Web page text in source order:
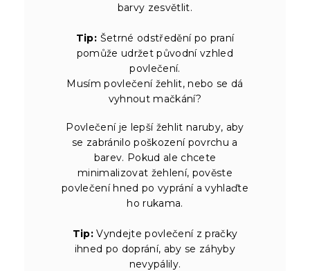
barvy zesvětlit.
Tip: Šetrné odstředění po praní
pomůže udržet původní vzhled
povlečení.
Musím povlečení žehlit, nebo se dá
vyhnout mačkání?
Povlečení je lepší žehlit naruby, aby
se zabránilo poškození povrchu a
barev. Pokud ale chcete
minimalizovat žehlení, pověste
povlečení hned po vyprání a vyhlaďte
ho rukama.
Tip: Vyndejte povlečení z pračky
ihned po doprání, aby se záhyby
nevypálily.